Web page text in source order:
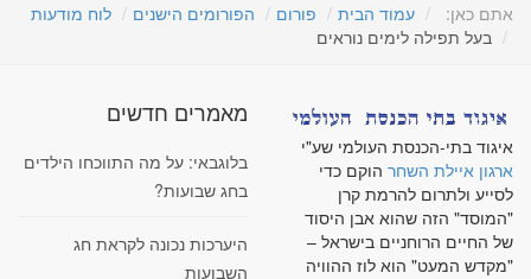
אתם כאן: עמוד הבית פורום הפורומים הישנים
לוח מודעות
בעל תפילה לימים נוראים
איגוד בתי-הכנסת העולמי שע"י
ארגון איילת השחר הוקם כדי
לסייע ולתרום להרמת קרן
"המוסד" הזה שהוא אבן היסוד
של החיים הרוחניים בישראל –
"מקדש המעט" הוא לוז ההוויה
מאמרים חדשים
בלוגבאי: על מה התווכחו הילדים
בחג שבועות?
היערכות נכונה לקראת חג
השבועות